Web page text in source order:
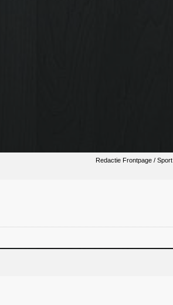
Redactie Frontpage / Sport